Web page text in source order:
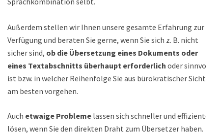
Außerdem stellen wir Ihnen unsere gesamte Erfahrung zur
Verfügung und beraten Sie gerne, wenn Sie sich z. B. nicht
sicher sind, ob die Übersetzung eines Dokuments oder
eines Textabschnitts überhaupt erforderlich oder sinnvoll
ist bzw. in welcher Reihenfolge Sie aus bürokratischer Sicht
am besten vorgehen.
Auch etwaige Probleme lassen sich schneller und effizienter
lösen, wenn Sie den direkten Draht zum Übersetzer haben.